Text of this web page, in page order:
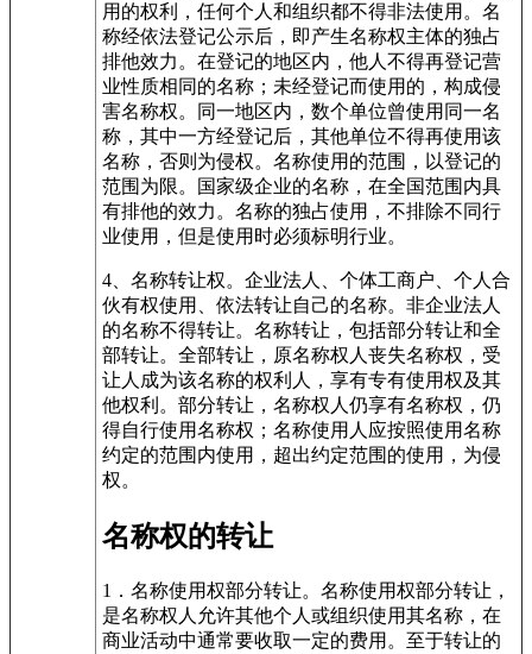
用的权利，任何个人和组织都不得非法使用。名
称经依法登记公示后，即产生名称权主体的独占
排他效力。在登记的地区内，他人不得再登记营
业性质相同的名称；未经登记而使用的，构成侵
害名称权。同一地区内，数个单位曾使用同一名
称，其中一方经登记后，其他单位不得再使用该
名称，否则为侵权。名称使用的范围，以登记的
范围为限。国家级企业的名称，在全国范围内具
有排他的效力。名称的独占使用，不排除不同行
业使用，但是使用时必须标明行业。
4、名称转让权。企业法人、个体工商户、个人合
伙有权使用、依法转让自己的名称。非企业法人
的名称不得转让。名称转让，包括部分转让和全
部转让。全部转让，原名称权人丧失名称权，受
让人成为该名称的权利人，享有专有使用权及其
他权利。部分转让，名称权人仍享有名称权，仍
得自行使用名称权；名称使用人应按照使用名称
约定的范围内使用，超出约定范围的使用，为侵
权。
名称权的转让
1．名称使用权部分转让。名称使用权部分转让，
是名称权人允许其他个人或组织使用其名称，在
商业活动中通常要收取一定的费用。至于转让的